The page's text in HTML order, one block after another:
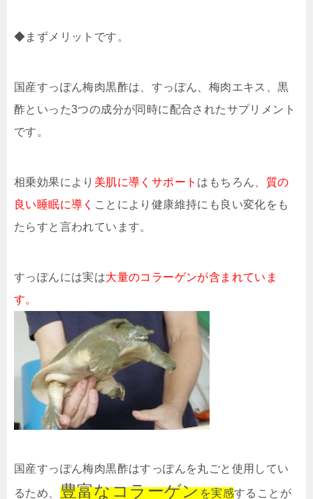
◆まずメリットです。
国産すっぽん梅肉黒酢は、すっぽん、梅肉エキス、黒
酢といった3つの成分が同時に配合されたサプリメント
です。
相乗効果により 美肌に導くサポート はもちろん、 質の
良い睡眠に導く ことにより健康維持にも良い変化をも
たらすと言われています。
すっぽんには実は大量のコラーゲンが含まれていま
す。
国産すっぽん梅肉黒酢はすっぽんを丸ごと使用してい
るため、 豊富なコラーゲンを実感することが